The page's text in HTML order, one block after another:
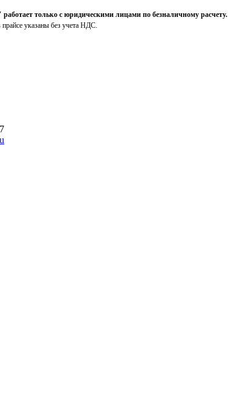
только с юридическими лицами по безналичному расчету.
прайсе указаны без учета НДС.